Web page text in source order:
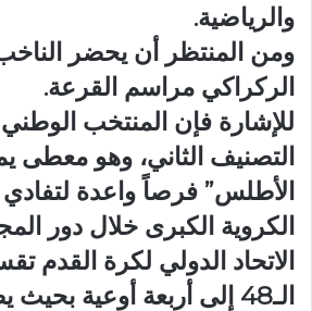
والرياضية.
ومن المنتظر أن يحضر
الركراكي مراسم القرعة.
للإشارة فإن المنتخب
التصنيف الثاني، وهو معطى
الأطلس” فرصاً واعدة
الكروية الكبرى خلال دور
الاتحاد الدولي لكرة القدم